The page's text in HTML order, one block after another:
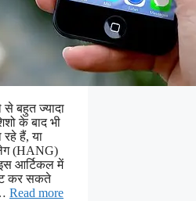
बहुत ज्यादा
के बाद भी
हैं, या
(HANG)
आर्टिकल में
कर सकते
Read more